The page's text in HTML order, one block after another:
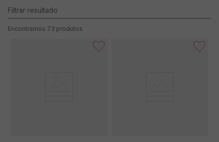
73 produtos